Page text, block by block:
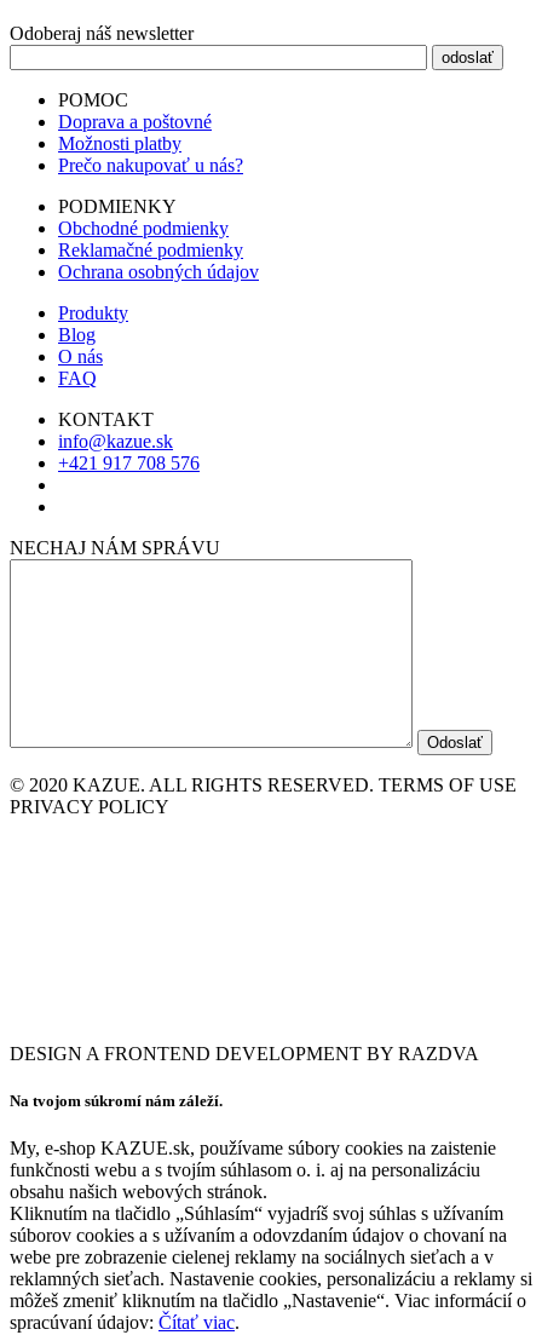
Odoberaj náš newsletter
POMOC
Doprava a poštovné
Možnosti platby
Prečo nakupovať u nás?
PODMIENKY
Obchodné podmienky
Reklamačné podmienky
Ochrana osobných údajov
Produkty
Blog
O nás
FAQ
KONTAKT
info@kazue.sk
+421 917 708 576
NECHAJ NÁM SPRÁVU
© 2020 KAZUE. ALL RIGHTS RESERVED. TERMS OF USE
PRIVACY POLICY
DESIGN A FRONTEND DEVELOPMENT BY RAZDVA
Na tvojom súkromí nám záleží.
My, e-shop KAZUE.sk, používame súbory cookies na zaistenie
funkčnosti webu a s tvojím súhlasom o. i. aj na personalizáciu
obsahu našich webových stránok.
Kliknutím na tlačidlo „Súhlasím“ vyjadríš svoj súhlas s užívaním
súborov cookies a s užívaním a odovzdaním údajov o chovaní na
webe pre zobrazenie cielenej reklamy na sociálnych sieťach a v
reklamných sieťach. Nastavenie cookies, personalizáciu a reklamy si
môžeš zmeniť kliknutím na tlačidlo „Nastavenie“. Viac informácií o
spracúvaní údajov: Čítať viac.